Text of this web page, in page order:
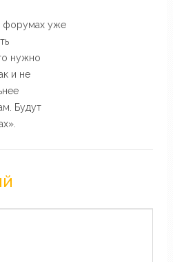
форумах уже
нужно
и не
Будут